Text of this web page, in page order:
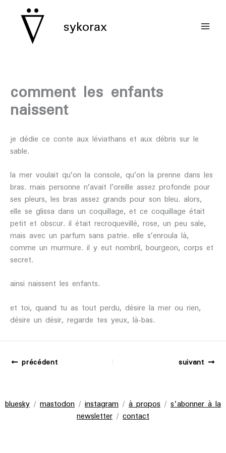
contenu sykorax
comment les enfants
naissent
je dédie ce conte aux léviathans et aux débris sur le
sable.
la mer voulait qu’on la console, qu’on la prenne dans les
bras. mais personne n’avait l’oreille assez profonde pour
ses pleurs, les bras assez grands pour son bleu. alors,
elle se glissa dans un coquillage, et ce coquillage était
petit et obscur. il était recroquevillé, rose, un peu sale,
mais avec un parfum sans patrie. elle s’enroula là,
comme un murmure. il y eut nombril, bourgeon, corps et
secret.
ainsi naissent les enfants.
et toi, quand tu as tout perdu, désire la mer ou rien,
désire un désir, regarde tes yeux, là-bas.
précédent suivant
bluesky / mastodon / instagram / à propos / s'abonner à la
newsletter / contact